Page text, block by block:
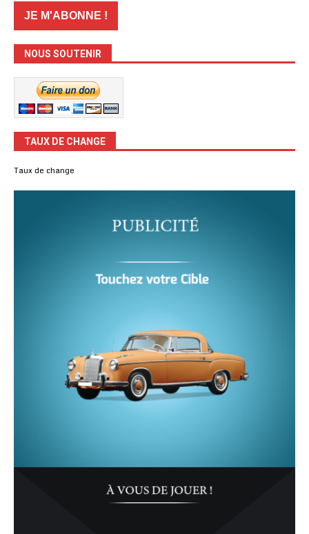
NOUS SOUTENIR
TAUX DE CHANGE
Taux de change